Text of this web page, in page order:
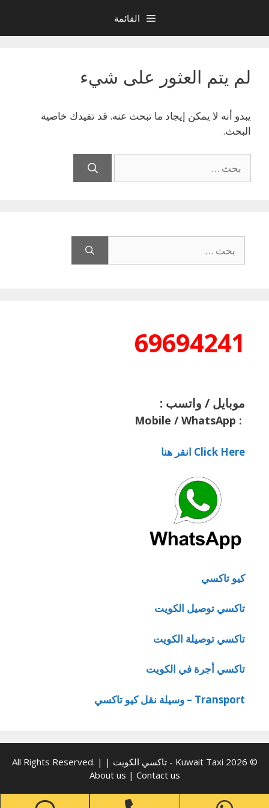
المحتوى
القائمة
لم يتم العثور على شيء
يبدو أنه لا يمكن إيجاد ما تبحث عنه. قد تفيدك خاصية
البحث.
عن:
عن:
69694241
موبايل / واتسب :
:
Mobile / WhatsApp
Click Here انقر هنا
كيو تاكسي
تاكسي توصيل الكويت
تاكسي توصيلة الكويت
تاكسي أجرة في الكويت
Transport – وسيلة نقل كيو تاكسي
© 2026 Kuwait Taxi - تاكسي الكويت | All Rights Reserved. |
About us | Contact us